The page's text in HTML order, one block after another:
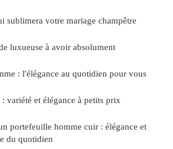
sublimera votre mariage champêtre
luxueuse à avoir absolument
: l'élégance au quotidien pour vous
variété et élégance à petits prix
portefeuille homme cuir : élégance et
du quotidien